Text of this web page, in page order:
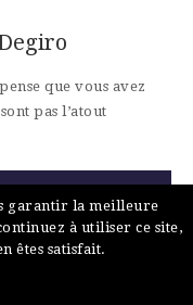
que vous avez
pas l’atout
garantir la meilleure
à utiliser ce site,
êtes satisfait.